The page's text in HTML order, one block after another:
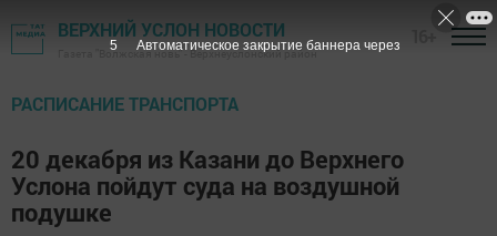
ВЕРХНИЙ УСЛОН НОВОСТИ
Газета "Волжская новь" - Верхнеуслонский район
РАСПИСАНИЕ ТРАНСПОРТА
20 декабря из Казани до Верхнего
Услона пойдут суда на воздушной
подушке
4 Автоматическое закрытие баннера через